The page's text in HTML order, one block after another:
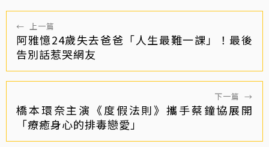
← 上一篇
阿雅憶24歲失去爸爸「人生最難一課」！最後
告別話惹哭網友
下一篇 →
橋本環奈主演《度假法則》攜手蔡鐘協展開
「療癒身心的排毒戀愛」